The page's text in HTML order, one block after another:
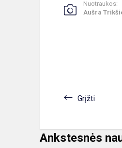
Nuotraukos:
Aušra
Grįžti
Ankstesnės